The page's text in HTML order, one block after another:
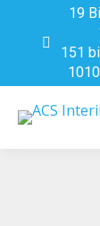
19
151